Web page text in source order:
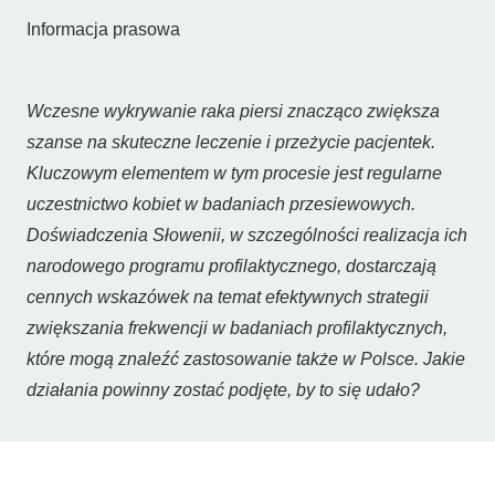
Informacja prasowa
Wczesne wykrywanie raka piersi znacząco zwiększa
szanse na skuteczne leczenie i przeżycie pacjentek.
Kluczowym elementem w tym procesie jest regularne
uczestnictwo kobiet w badaniach przesiewowych.
Doświadczenia Słowenii, w szczególności realizacja ich
narodowego programu profilaktycznego, dostarczają
cennych wskazówek na temat efektywnych strategii
zwiększania frekwencji w badaniach profilaktycznych,
które mogą znaleźć zastosowanie także w Polsce. Jakie
działania powinny zostać podjęte, by to się udało?